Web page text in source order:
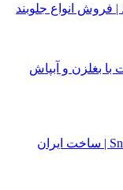
| فروش انواع جلوبند
تیغه برف روب تراکتوری | Snow Blade R-240T | ساخت ایران